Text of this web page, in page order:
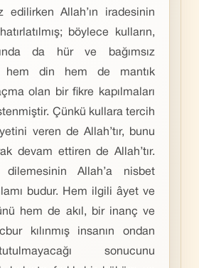
edilirken Allah’ın iradesinin
böylece kulların,
da hür ve bağımsız
hem din hem de mantık
olan bir fikre kapılmaları
Çünkü kullara tercih
veren de Allah’tır, bunu
devam ettiren de Allah’tır.
Allah’a nisbet
budur. Hem ilgili âyet ve
hem de akıl, bir inanç ve
kılınmış insanın ondan
sonucunu